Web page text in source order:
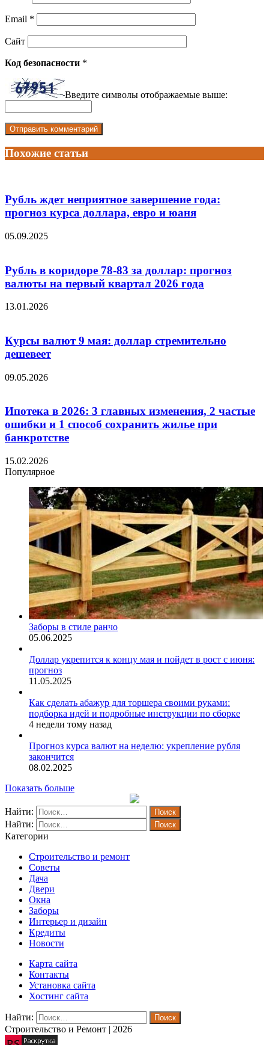
Email *
Сайт
Код безопасности *
Введите символы отображаемые выше:
Похожие статьи
Рубль ждет неприятное завершение года:
прогноз курса доллара, евро и юаня
05.09.2025
Рубль в коридоре 78-83 за доллар: прогноз
валюты на первый квартал 2026 года
13.01.2026
Курсы валют 9 мая: доллар стремительно
дешевеет
09.05.2026
Ипотека в 2026: 3 главных изменения, 2 частые
ошибки и 1 способ сохранить жилье при
банкротстве
15.02.2026
Популярное
Заборы в стиле ранчо
05.06.2025
Доллар укрепится к концу мая и пойдет в рост с июня:
прогноз
11.05.2025
Как сделать абажур для торшера своими руками:
подборка идей и подробные инструкции по сборке
4 недели тому назад
Прогноз курса валют на неделю: укрепление рубля
закончится
08.02.2025
Показать больше
Найти:
Найти:
Категории
Строительство и ремонт
Советы
Дача
Двери
Окна
Заборы
Интерьер и дизайн
Кредиты
Новости
Карта сайта
Контакты
Установка сайта
Хостинг сайта
Найти:
Строительство и Ремонт | 2026